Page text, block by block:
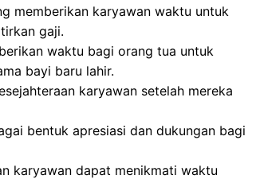
memberikan karyawan waktu untuk
gaji.
waktu bagi orang tua untuk
bayi baru lahir.
karyawan setelah mereka
bentuk apresiasi dan dukungan bagi
karyawan dapat menikmati waktu